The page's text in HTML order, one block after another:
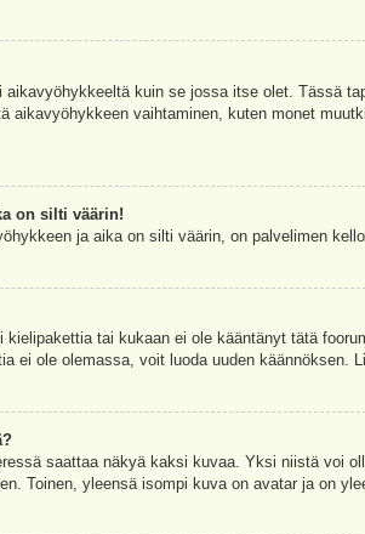
kuin se jossa itse olet. Tässä
aikavyöhykkeen vaihtaminen, kuten monet
on silti väärin!
ja aika on silti väärin, on palvelimen
tai kukaan ei ole kääntänyt tätä
ei ole olemassa, voit luoda uuden käännöksen.
saattaa näkyä kaksi kuvaa. Yksi niistä voi
Toinen, yleensä isompi kuva on avatar ja on